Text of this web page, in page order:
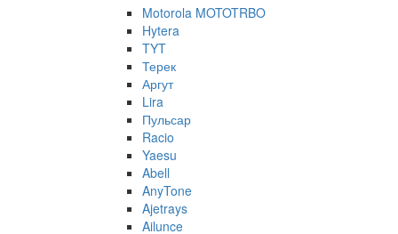
Motorola MOTOTRBO
Hytera
TYT
Терек
Аргут
Lira
Пульсар
Racio
Yaesu
Abell
AnyTone
Ajetrays
Ailunce